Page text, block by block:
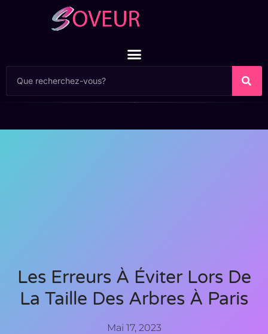
Les Erreurs À Éviter Lors De
La Taille Des Arbres À Paris
Mai 17, 2023